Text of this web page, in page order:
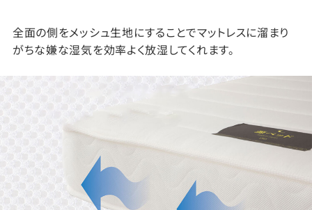
全面の側をメッシュ生地にすることでマットレスに溜まり
がちな嫌な湿気を効率よく放湿してくれます。